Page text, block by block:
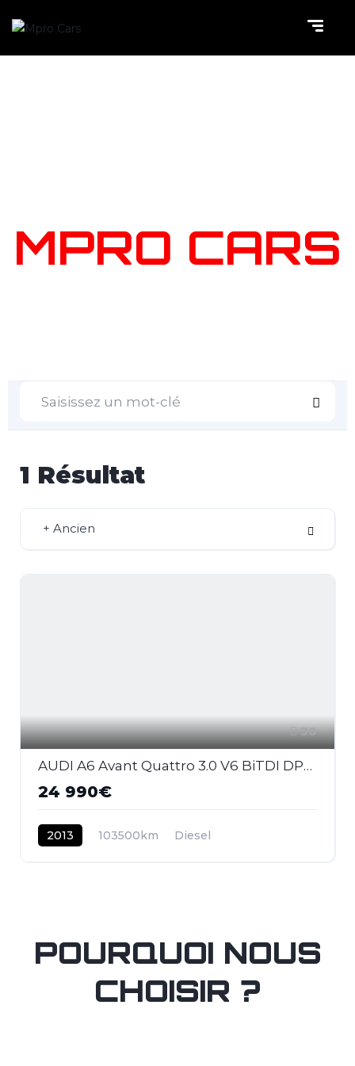
MPRO CARS
1 Résultat
+ Ancien
30
AUDI A6 Avant Quattro 3.0 V6 BiTDI DPF - 313 - BVA Tiptronic AVANT 2011 BREAK S-Line PHASE 1
24 990€
2013 103500km Diesel
POURQUOI NOUS
CHOISIR ?